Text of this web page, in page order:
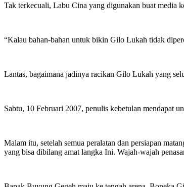
Tak terkecuali, Labu Cina yang digunakan buat media
“Kalau bahan-bahan untuk bikin Gilo Lukah tidak
Lantas, bagaimana jadinya racikan Gilo Lukah yang
Sabtu, 10 Februari 2007, penulis kebetulan mendapat
Malam itu, setelah semua peralatan dan persiapan
yang bisa dibilang amat langka Ini. Wajah-wajah